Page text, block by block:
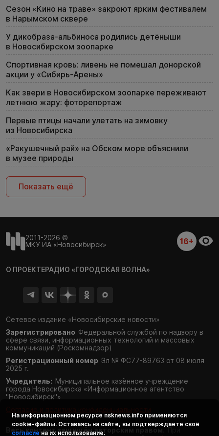
Сезон «Кино на траве» закроют ярким фестивалем
в Нарымском сквере
У дикобраза-альбиноса родились детёныши
в Новосибирском зоопарке
Спортивная кровь: ливень не помешал донорской
акции у «Сибирь-Арены»
Как звери в Новосибирском зоопарке переживают
летнюю жару: фоторепортаж
Первые птицы начали улетать на зимовку
из Новосибирска
«Ракушечный рай» на Обском море объяснили
в музее природы
Показать ещё
2011-2026 ©
МКУ ИА «Новосибирск»
16+
О ПРОЕКТЕРАДИО «ГОРОДСКАЯ ВОЛНА»
Сетевое издание «Новосибирские новости»
Зарегистрировано Федеральной службой по надзору в
сфере связи, информационных технологий и массовых
коммуникаций (Роскомнадзор)
Регистрационный номер Эл № ФС77-89763 от 08 июля
2025 г.
Учредитель: Муниципальное казённое учреждение
города Новосибирска «Информационное агентство
"Новосибирск"»
Весь контент защищён авторским правом. При
На информационном ресурсе nsknews.info применяются
cookie-файлы. Оставаясь на сайте, вы подтверждаете своё
согласие на их использование.